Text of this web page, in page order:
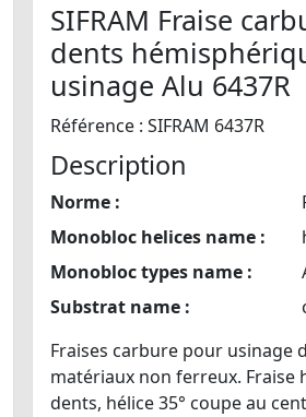
SIFRAM Fraise
dents
usinage Alu 6437R
Référence : SIFRAM 6437R
Description
Norme :
Monobloc helices name :
Monobloc types name :
Substrat name :
Fraises carbure pour usinage
matériaux non ferreux. Fraise
dents, hélice 35° coupe au